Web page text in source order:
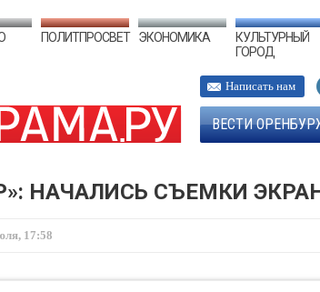
ПОЛИТПРОСВЕТ ЭКОНОМИКА
КУЛЬТУРНЫЙ
ГОРОД
Написать нам
ВЕСТИ
НАЧАЛИСЬ СЪЕМКИ
17:58